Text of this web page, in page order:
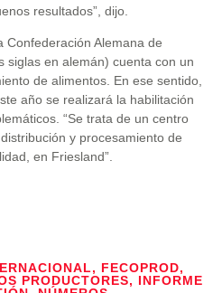
resultados”, dijo.
Confederación Alemana de
siglas en alemán) cuenta con un
de alimentos. En ese sentido,
año se realizará la habilitación
“Se trata de un centro
y procesamiento de
en Friesland”.
, FECOPROD,
PRODUCTORES, INFORME